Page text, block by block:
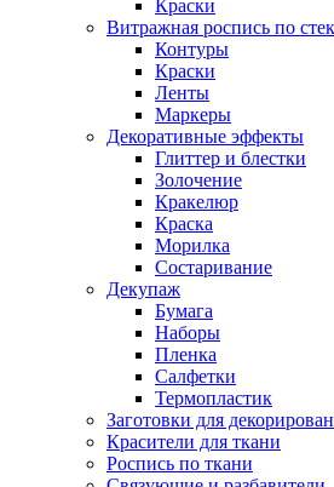
Краски
Витражная роспись по
Контуры
Краски
Ленты
Маркеры
Декоративные эффекты
Глиттер и блестки
Золочение
Кракелюр
Краска
Морилка
Состаривание
Декупаж
Бумага
Наборы
Пленка
Салфетки
Термопластик
Заготовки для
Красители для ткани
Роспись по ткани